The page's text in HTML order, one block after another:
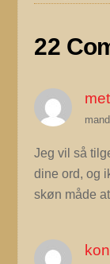
22
Jeg vil så
dine ord, og
skøn måde